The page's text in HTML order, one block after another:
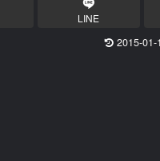
LINE
2015-01-